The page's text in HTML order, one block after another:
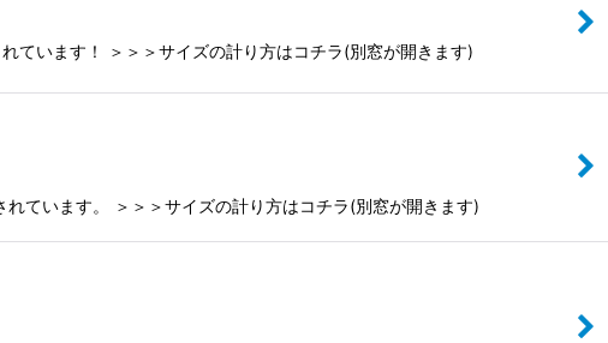
ています！ ＞＞＞サイズの計り方はコチラ(別窓が開きます)
ています。 ＞＞＞サイズの計り方はコチラ(別窓が開きます)